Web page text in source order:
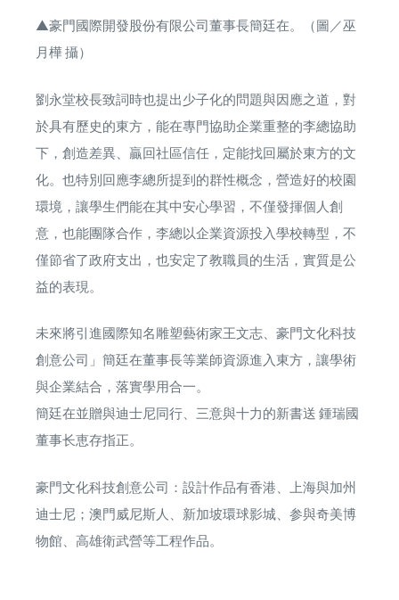
▲豪門國際開發股份有限公司董事長簡廷在。（圖／巫
月樺 攝）
劉永堂校長致詞時也提出少子化的問題與因應之道，對
於具有歷史的東方，能在專門協助企業重整的李總協助
下，創造差異、贏回社區信任，定能找回屬於東方的文
化。也特別回應李總所提到的群性概念，營造好的校園
環境，讓學生們能在其中安心學習，不僅發揮個人創
意，也能團隊合作，李總以企業資源投入學校轉型，不
僅節省了政府支出，也安定了教職員的生活，實質是公
益的表現。
未來將引進國際知名雕塑藝術家王文志、豪門文化科技
創意公司」簡廷在董事長等業師資源進入東方，讓學術
與企業結合，落實學用合一。
簡廷在並贈與迪士尼同行、三意與十力的新書送 鍾瑞國
董事长恵存指正。
豪門文化科技創意公司：設計作品有香港、上海與加州
迪士尼；澳門威尼斯人、新加坡環球影城、参與奇美博
物館、高雄衛武營等工程作品。